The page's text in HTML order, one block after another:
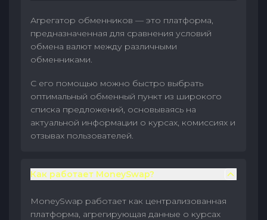
Агрегатор обменников — это платформа,
предназначенная для сравнения условий
обмена валют между различными
обменниками.
С его помощью можно быстро выбрать
оптимальный обменный пункт из широкого
списка предложений, основываясь на
актуальной информации о курсах, комиссиях и
отзывах пользователей.
Как работает MoneySwap?
MoneySwap работает как централизованная
платформа, агрегирующая данные о курсах